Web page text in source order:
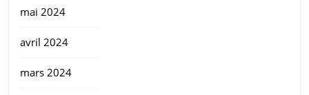
mai 2024
avril 2024
mars 2024